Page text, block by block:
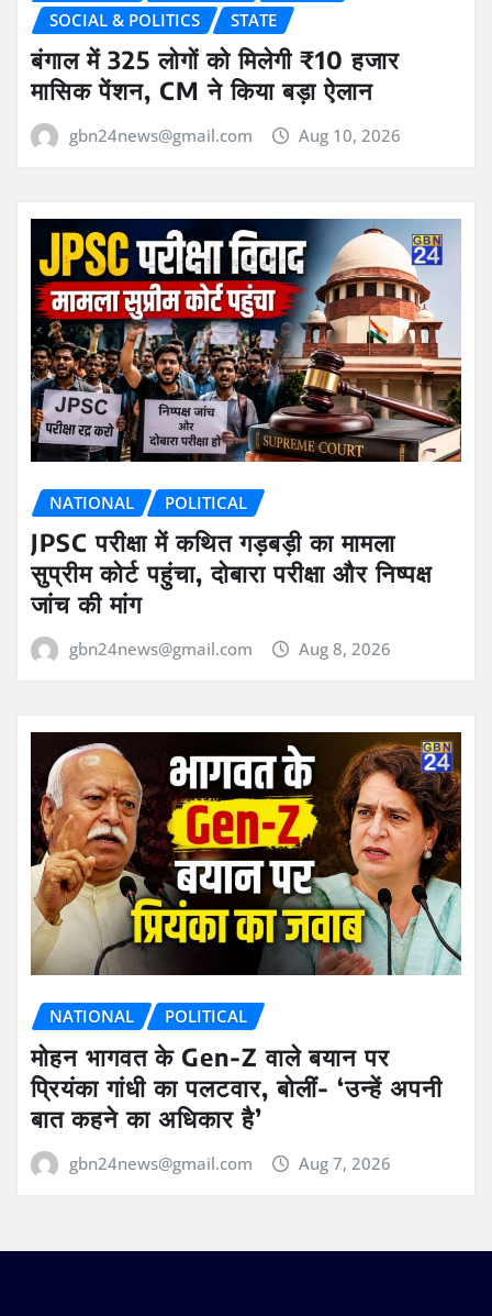
SOCIAL & POLITICS STATE
बंगाल में 325 लोगों को मिलेगी ₹10 हजार
मासिक पेंशन, CM ने किया बड़ा ऐलान
gbn24news@gmail.com Aug 10, 2026
NATIONAL POLITICAL
JPSC परीक्षा में कथित गड़बड़ी का मामला
सुप्रीम कोर्ट पहुंचा, दोबारा परीक्षा और निष्पक्ष
जांच की मांग
gbn24news@gmail.com Aug 8, 2026
NATIONAL POLITICAL
मोहन भागवत के Gen-Z वाले बयान पर
प्रियंका गांधी का पलटवार, बोलीं- ‘उन्हें अपनी
बात कहने का अधिकार है’
gbn24news@gmail.com Aug 7, 2026